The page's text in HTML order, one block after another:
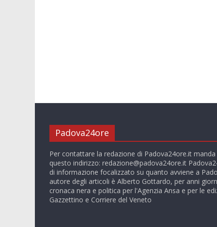
Padova24ore
Per contattare la redazione di Padova24ore.it
questo indirizzo: redazione@padova24ore.it
di informazione focalizzato su quanto avviene a
autore degli articoli è Alberto Gottardo, per anni
cronaca nera e politica per l'Agenzia Ansa e per le
Gazzettino e Corriere del Veneto